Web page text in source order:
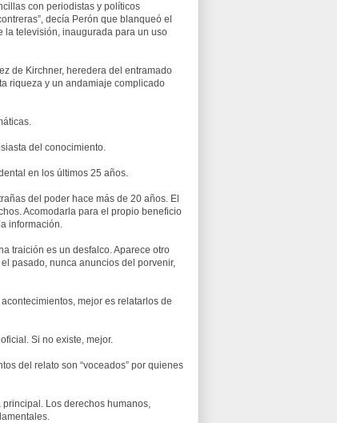
con periodistas y políticos
decía Perón que blanqueó el
la televisión, inaugurada para un uso
de Kirchner, heredera del entramado
riqueza y un andamiaje complicado
del conocimiento.
en los últimos 25 años.
del poder hace más de 20 años. El
Acomodarla para el propio beneficio
información.
traición es un desfalco. Aparece otro
pasado, nunca anuncios del porvenir,
mejor es relatarlos de
Si no existe, mejor.
del relato son “voceados” por quienes
Los derechos humanos,